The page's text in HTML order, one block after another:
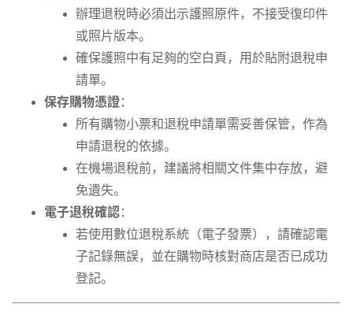
辦理退稅時必須出示護照原件，不接受復印件
或照片版本。
確保護照中有足夠的空白頁，用於貼附退稅申
請單。
保存購物憑證：
所有購物小票和退稅申請單需妥善保管，作為
申請退稅的依據。
在機場退稅前，建議將相關文件集中存放，避
免遺失。
電子退稅確認：
若使用數位退稅系統（電子發票），請確認電
子記錄無誤，並在購物時核對商店是否已成功
登記。